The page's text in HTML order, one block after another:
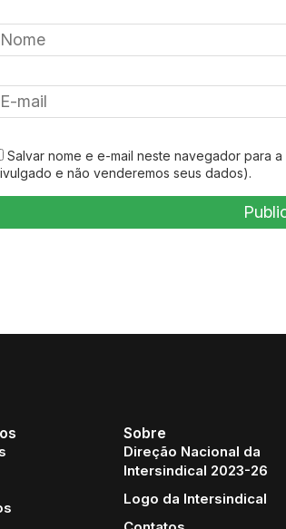
Salvar nome e e-mail neste navegador para
e não venderemos seus dados).
Sobre
Direção Nacional da
Intersindical 2023-26
Logo da Intersindical